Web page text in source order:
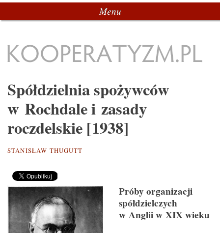
Menu
Spółdzielnia spożywców
w Rochdale i zasady
roczdelskie [1938]
STANISŁAW THUGUTT
Próby organizacji
spółdzielczych
w Anglii w XIX wieku